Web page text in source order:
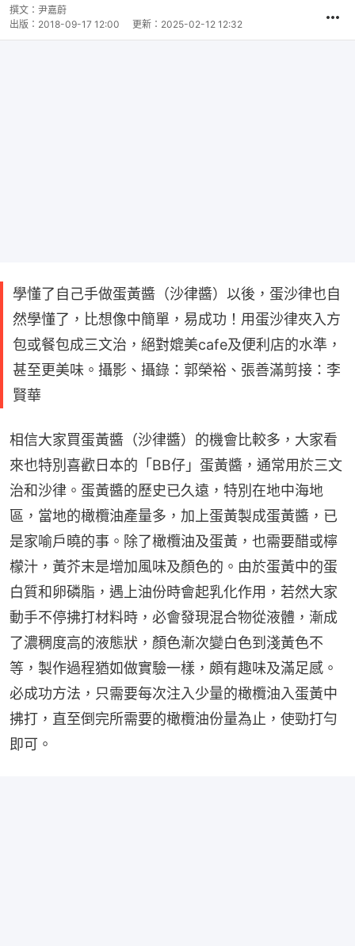
撰文： 尹嘉蔚
出版： 2018-09-17 12:00 更新： 2025-02-12 12:32
學懂了自己手做蛋黃醬（沙律醬）以後，蛋沙律也自
然學懂了，比想像中簡單，易成功！用蛋沙律夾入方
包或餐包成三文治，絕對媲美cafe及便利店的水準，
甚至更美味。攝影、攝錄：郭榮裕、張善滿剪接：李
賢華
相信大家買蛋黃醬（沙律醬）的機會比較多，大家看
來也特別喜歡日本的「BB仔」蛋黃醬，通常用於三文
治和沙律。蛋黃醬的歷史已久遠，特別在地中海地
區，當地的橄欖油產量多，加上蛋黃製成蛋黃醬，已
是家喻戶曉的事。除了橄欖油及蛋黃，也需要醋或檸
檬汁，黃芥末是增加風味及顏色的。由於蛋黃中的蛋
白質和卵磷脂，遇上油份時會起乳化作用，若然大家
動手不停拂打材料時，必會發現混合物從液體，漸成
了濃稠度高的液態狀，顏色漸次變白色到淺黃色不
等，製作過程猶如做實驗一樣，頗有趣味及滿足感。
必成功方法，只需要每次注入少量的橄欖油入蛋黃中
拂打，直至倒完所需要的橄欖油份量為止，使勁打勻
即可。